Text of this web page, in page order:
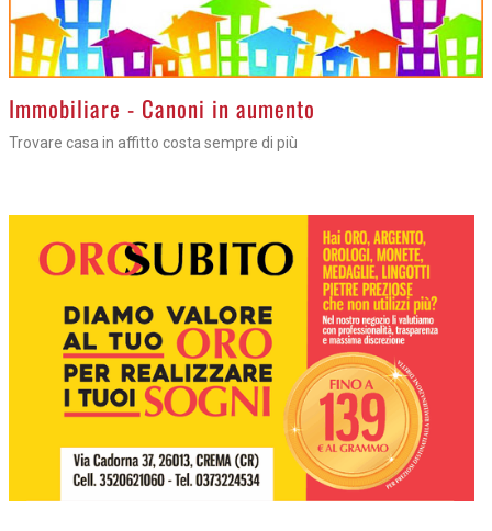
>Immobiliare - Canoni in aumento
Trovare casa in affitto costa sempre di più